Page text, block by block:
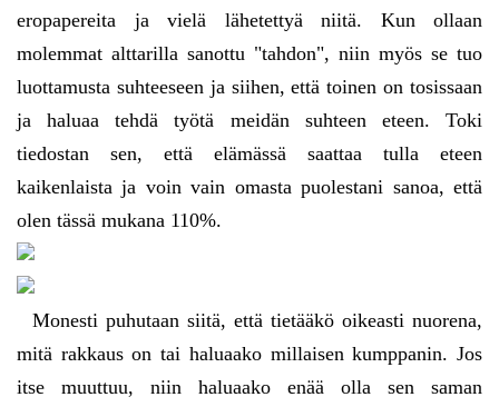
eropapereita ja vielä lähetettyä niitä. Kun ollaan
molemmat alttarilla sanottu "tahdon", niin myös se tuo
luottamusta suhteeseen ja siihen, että toinen on tosissaan
ja haluaa tehdä työtä meidän suhteen eteen. Toki
tiedostan sen, että elämässä saattaa tulla eteen
kaikenlaista ja voin vain omasta puolestani sanoa, että
olen tässä mukana 110%.
Monesti puhutaan siitä, että tietääkö oikeasti nuorena,
mitä rakkaus on tai haluaako millaisen kumppanin. Jos
itse muuttuu, niin haluaako enää olla sen saman